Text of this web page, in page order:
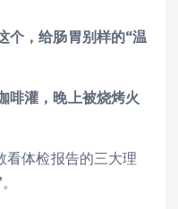
个，给肠胃别样的“温
啡灌，晚上被烧烤火
体检报告的三大理